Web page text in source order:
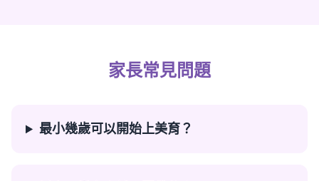
家長常見問題
最小幾歲可以開始上美育？